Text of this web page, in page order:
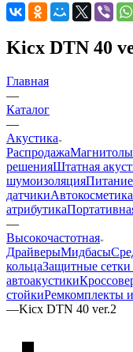
Kicx DTN 40
Главная
—
Каталог
—
Акустика
РаспродажаМагнитолы
решенияШтатная
шумоизоляцияПитание
датчикиАвтокосметика
атрибутика
—
Высокочастотная
ДрайверыМидбасы
кольцаЗащитные
автоакустики
стойкиРемкомплекты
—Kicx DTN 40 ver.2